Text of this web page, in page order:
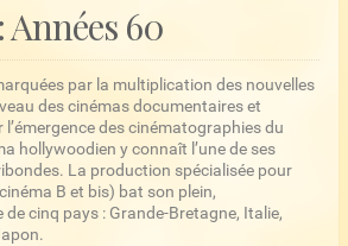
Années 60
par la multiplication des nouvelles
des cinémas documentaires et
des cinématographies du
hollywoodien y connaît l’une de ses
La production spécialisée pour
B et bis) bat son plein,
cinq pays : Grande-Bretagne, Italie,